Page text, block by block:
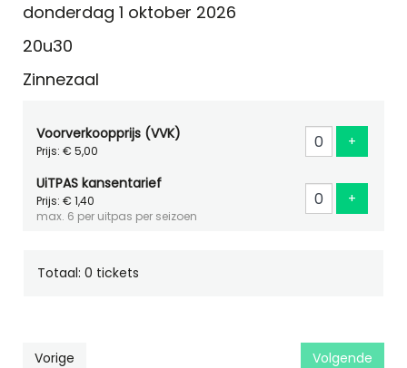
donderdag 1 oktober 2026
20u30
Zinnezaal
Voorverkoopprijs (VVK)
Prijs: € 5,00
+
UiTPAS kansentarief
Prijs: € 1,40
max. 6 per uitpas per seizoen
+
Totaal: 0 tickets
Vorige Volgende